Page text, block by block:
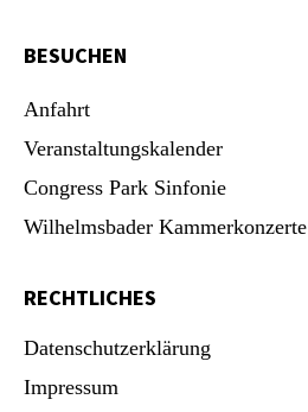
BESUCHEN
Anfahrt
Veranstaltungskalender
Congress Park Sinfonie
Wilhelmsbader Kammerkonzerte
RECHTLICHES
Datenschutzerklärung
Impressum